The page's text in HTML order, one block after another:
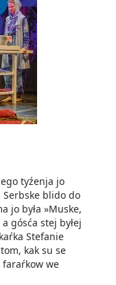
tyźenja jo
Serbske blido do
jo była »Muske,
gósća stej byłej
Stefanie
kak su se
we